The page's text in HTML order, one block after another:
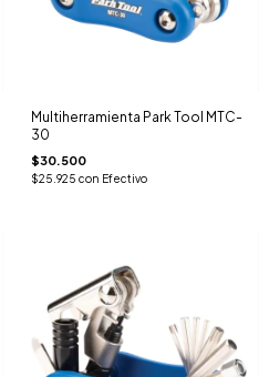
Multiherramienta Park Tool MTC-
30
$30.500
$25.925 con Efectivo